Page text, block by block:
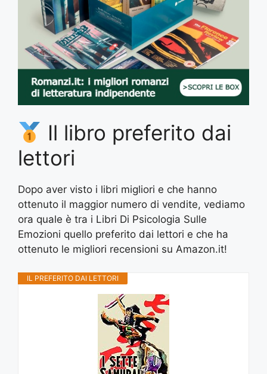
Il libro preferito dai
lettori
Dopo aver visto i libri migliori e che hanno
ottenuto il maggior numero di vendite, vediamo
ora quale è tra i Libri Di Psicologia Sulle
Emozioni quello preferito dai lettori e che ha
ottenuto le migliori recensioni su Amazon.it!
IL PREFERITO DAI LETTORI